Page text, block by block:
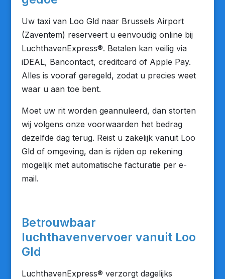
Uw taxi van Loo Gld naar Brussels Airport
(Zaventem) reserveert u eenvoudig online bij
LuchthavenExpress®. Betalen kan veilig via
iDEAL, Bancontact, creditcard of Apple Pay.
Alles is vooraf geregeld, zodat u precies weet
waar u aan toe bent.
Moet uw rit worden geannuleerd, dan storten
wij volgens onze voorwaarden het bedrag
dezelfde dag terug. Reist u zakelijk vanuit Loo
Gld of omgeving, dan is rijden op rekening
mogelijk met automatische facturatie per e-
mail.
Betrouwbaar
luchthavenvervoer vanuit Loo
Gld
LuchthavenExpress® verzorgt dagelijks